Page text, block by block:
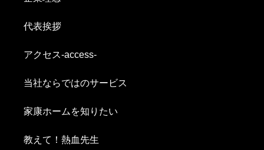
代表挨拶
アクセス-access-
当社ならではのサービス
家康ホームを知りたい
教えて！熱血先生